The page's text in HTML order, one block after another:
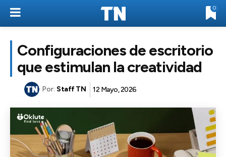
0
Configuraciones de escritorio
que estimulan la creatividad
Por: Staff TN 12 Mayo, 2026